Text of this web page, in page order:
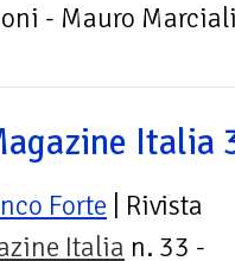
- Mauro
Italia
Forte | Rivista
Italia n. 33 -